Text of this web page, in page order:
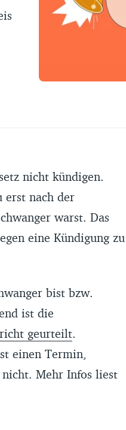
Erfahrungsportal
Academy
nicht kündigen.
erst nach der
warst. Das
eine Kündigung zu
bist bzw.
ist die
geurteilt.
einen Termin,
nicht. Mehr Infos liest